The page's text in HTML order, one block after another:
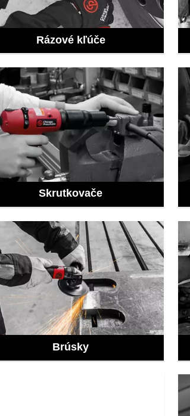
Rázové kľúče
Skrutkovače
Brúsky